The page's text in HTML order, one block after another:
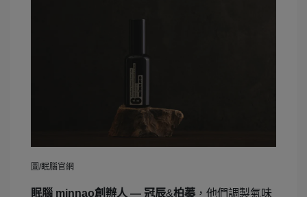
圖/眠腦官網
眠腦 minnao創辦人 — 冠辰&柏蓁 ，他們調製氣味